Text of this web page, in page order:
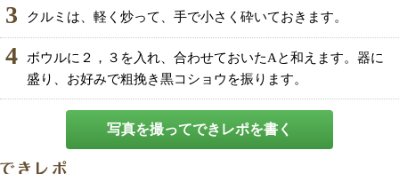
3 クルミは、軽く炒って、手で小さく砕いておきます。
4
ボウルに２，３を入れ、合わせておいたAと和えます。器に
盛り、お好みで粗挽き黒コショウを振ります。
写真を撮ってできレポを書く